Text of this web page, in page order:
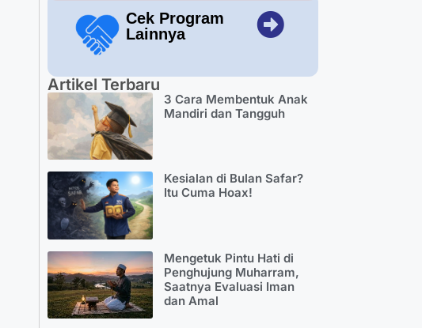
Cek Program
Lainnya
Artikel Terbaru
3 Cara Membentuk Anak
Mandiri dan Tangguh
Kesialan di Bulan Safar?
Itu Cuma Hoax!
Mengetuk Pintu Hati di
Penghujung Muharram,
Saatnya Evaluasi Iman
dan Amal